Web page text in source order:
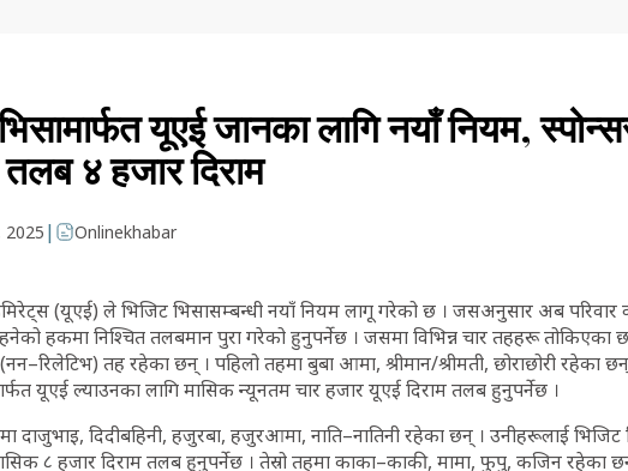
यूएई जानका लागि नयाँ नियम,
४ हजार दिराम
2025 | Onlinekhabar
(यूएई) ले भिजिट भिसासम्बन्धी नयाँ नियम लागू गरेको छ । जसअनुसार अब परिवार
हकमा निश्चित तलबमान पुरा गरेको हुनुपर्नेछ । जसमा विभिन्न चार तहहरू तोकिएका
(नन–रिलेटिभ) तह रहेका छन् । पहिलो तहमा बुबा आमा, श्रीमान/श्रीमती, छोराछोरी रहेका
यूएई ल्याउनका लागि मासिक न्यूनतम चार हजार यूएई दिराम तलब हुनुपर्नेछ ।
दाजुभाइ, दिदीबहिनी, हजुरबा, हजुरआमा, नाति–नातिनी रहेका छन् । उनीहरूलाई भिजिट
८ हजार दिराम तलब हुनुपर्नेछ । तेस्रो तहमा काका–काकी, मामा, फुपु, कजिन रहेका